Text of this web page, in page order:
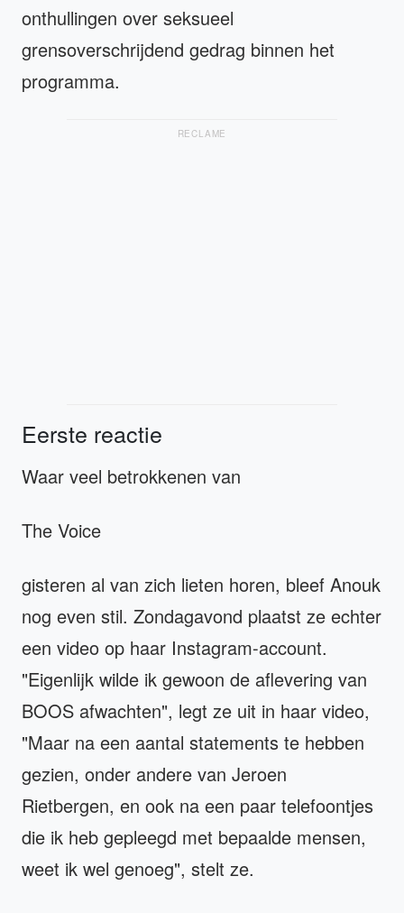
onthullingen over seksueel
grensoverschrijdend gedrag binnen het
programma.
RECLAME
Eerste reactie
Waar veel betrokkenen van
The Voice
gisteren al van zich lieten horen, bleef Anouk
nog even stil. Zondagavond plaatst ze echter
een video op haar Instagram-account.
"Eigenlijk wilde ik gewoon de aflevering van
BOOS afwachten", legt ze uit in haar video,
"Maar na een aantal statements te hebben
gezien, onder andere van Jeroen
Rietbergen, en ook na een paar telefoontjes
die ik heb gepleegd met bepaalde mensen,
weet ik wel genoeg", stelt ze.